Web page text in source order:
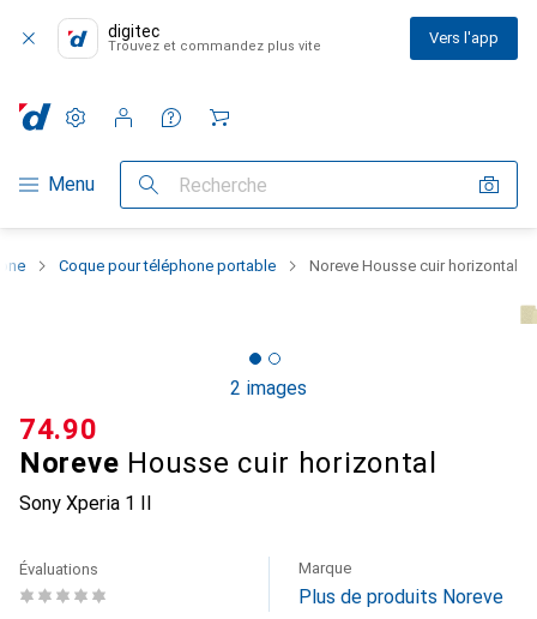
digitec
Trouvez et commandez plus vite Vers l'app
Navigation par catégorie
Menu Recherche
Paramètres
Compte client
Listes de comparaison
Listes d'envies
Panier
Coque pour téléphone portable Noreve Housse cuir horizontal
2 images
Noreve Housse cuir horizontal
Sony Xperia 1 II
CHF
74.90
Évaluations Marque
Plus de produits Noreve